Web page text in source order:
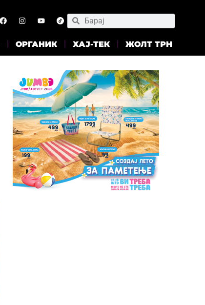
ОРГАНИК ХАЈ-ТЕК ЖОЛТ ТРН